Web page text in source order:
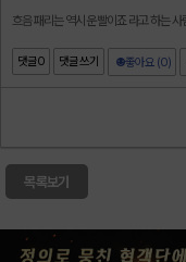
흐음 패리는 역시 운빨이죠 라고 하는
댓글0 댓글 쓰기 좋아요 (0)
목록보기